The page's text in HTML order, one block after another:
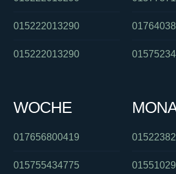
015222013290
015222013290
WOCHE
017656800419
015755434775